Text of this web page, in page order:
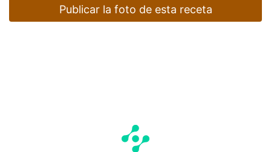
Publicar la foto de esta receta